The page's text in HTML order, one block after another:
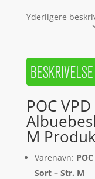
Yderligere
POC
M
Varenavn:
Sort – Str. M